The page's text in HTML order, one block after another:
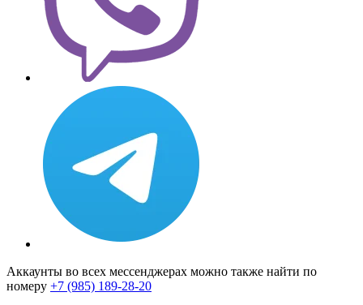
Аккаунты во всех мессенджерах можно также найти по
номеру +7 (985) 189-28-20